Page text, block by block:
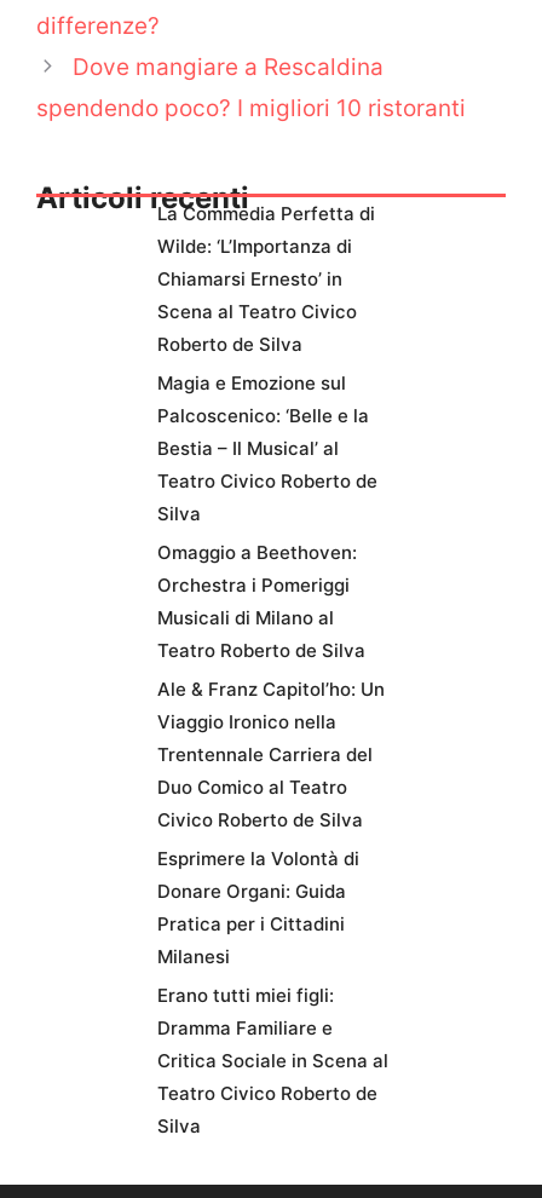
differenze?
Dove mangiare a Rescaldina
spendendo poco? I migliori 10 ristoranti
Articoli recentiLa Commedia Perfetta di
Wilde: ‘L’Importanza di
Chiamarsi Ernesto’ in
Scena al Teatro Civico
Roberto de Silva
Magia e Emozione sul
Palcoscenico: ‘Belle e la
Bestia – Il Musical’ al
Teatro Civico Roberto de
Silva
Omaggio a Beethoven:
Orchestra i Pomeriggi
Musicali di Milano al
Teatro Roberto de Silva
Ale & Franz Capitol’ho: Un
Viaggio Ironico nella
Trentennale Carriera del
Duo Comico al Teatro
Civico Roberto de Silva
Esprimere la Volontà di
Donare Organi: Guida
Pratica per i Cittadini
Milanesi
Erano tutti miei figli:
Dramma Familiare e
Critica Sociale in Scena al
Teatro Civico Roberto de
Silva